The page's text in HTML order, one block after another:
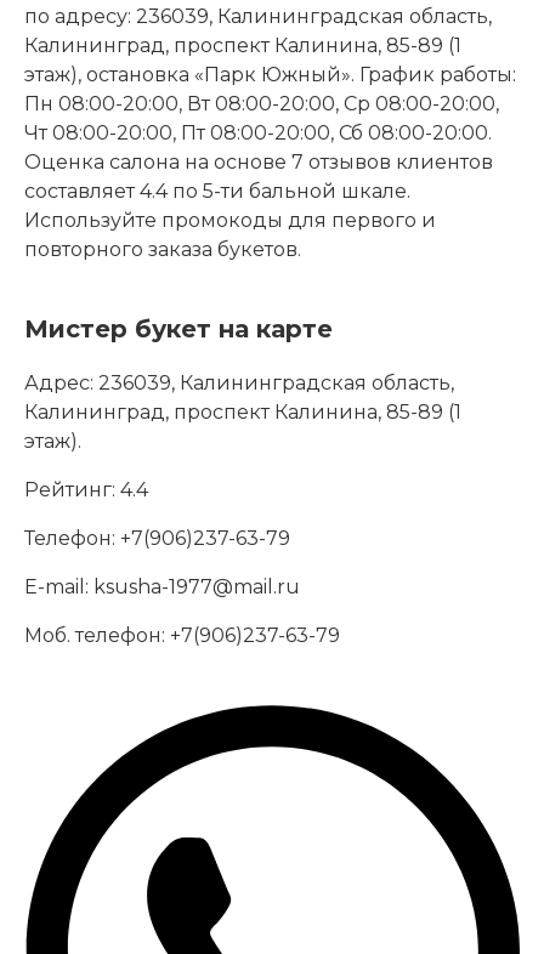
по адресу: 236039, Калининградская область,
Калининград, проспект Калинина, 85-89 (1
этаж), остановка «Парк Южный». График работы:
Пн 08:00-20:00, Вт 08:00-20:00, Ср 08:00-20:00,
Чт 08:00-20:00, Пт 08:00-20:00, Сб 08:00-20:00.
Оценка салона на основе 7 отзывов клиентов
составляет 4.4 по 5-ти бальной шкале.
Используйте промокоды для первого и
повторного заказа букетов.
Мистер букет на карте
Адрес: 236039, Калининградская область,
Калининград, проспект Калинина, 85-89 (1
этаж).
Рейтинг: 4.4
Телефон: +7(906)237-63-79
E-mail: ksusha-1977@mail.ru
Моб. телефон: +7(906)237-63-79